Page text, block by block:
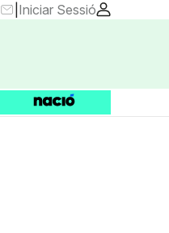
Iniciar Sessió